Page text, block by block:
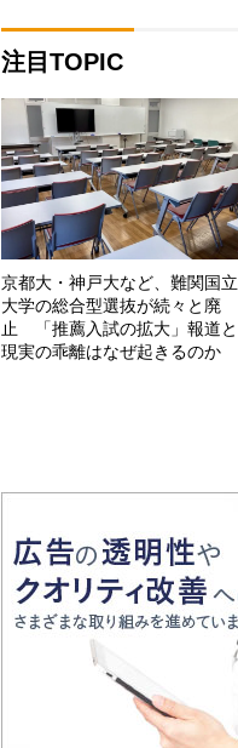
注目TOPIC
京都大・神戸大など、難関国立
大学の総合型選抜が続々と廃
止 「推薦入試の拡大」報道と
現実の乖離はなぜ起きるのか